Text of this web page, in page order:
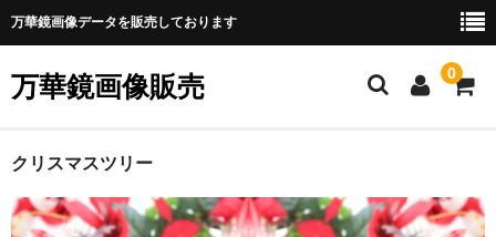
万華鏡画像データを販売しております
万華鏡画像販売 0
ホーム
ショップのご案内
クリスマスツリー